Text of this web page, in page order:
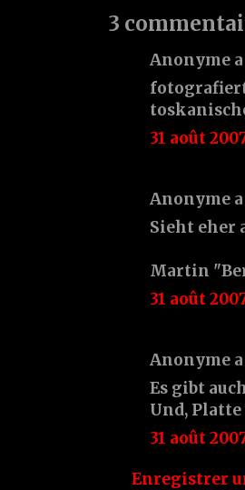
3
Anonyme
31 août
Anonyme
Sieht eher
Martin
31 août
Anonyme
Es gibt
Und, Platte
31 août
Enregistrer